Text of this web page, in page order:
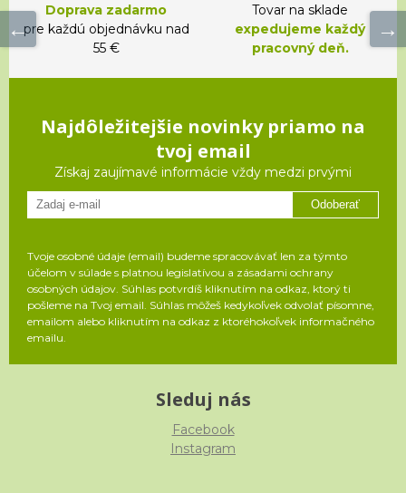
Doprava zadarmo
pre každú objednávku nad
55 €
Tovar na sklade
expedujeme každý
pracovný deň.
Najdôležitejšie novinky priamo na
tvoj email
Získaj zaujímavé informácie vždy medzi prvými
Odoberať
Tvoje osobné údaje (email) budeme spracovávať len za týmto
účelom v súlade s platnou legislatívou a zásadami ochrany
osobných údajov. Súhlas potvrdíš kliknutím na odkaz, ktorý ti
pošleme na Tvoj email. Súhlas môžeš kedykoľvek odvolať písomne,
emailom alebo kliknutím na odkaz z ktoréhokoľvek informačného
emailu.
Sleduj nás
Facebook
Instagram